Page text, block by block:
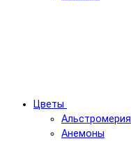
Цветы
Альстромерия
Анемоны